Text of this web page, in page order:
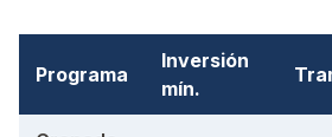
Programa
Inversión
mín.